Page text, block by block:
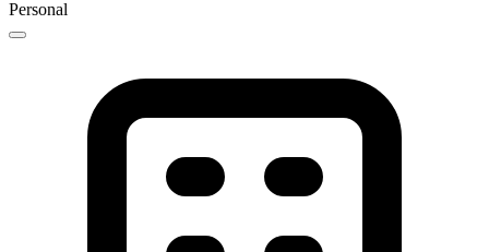
Personal